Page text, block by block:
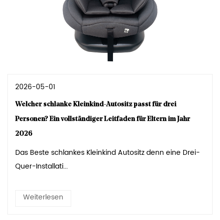
2026-05-01
Welcher schlanke Kleinkind-Autositz passt für drei
Personen? Ein vollständiger Leitfaden für Eltern im Jahr
2026
Das Beste schlankes Kleinkind Autositz denn eine Drei-
Quer-Installati...
Weiterlesen